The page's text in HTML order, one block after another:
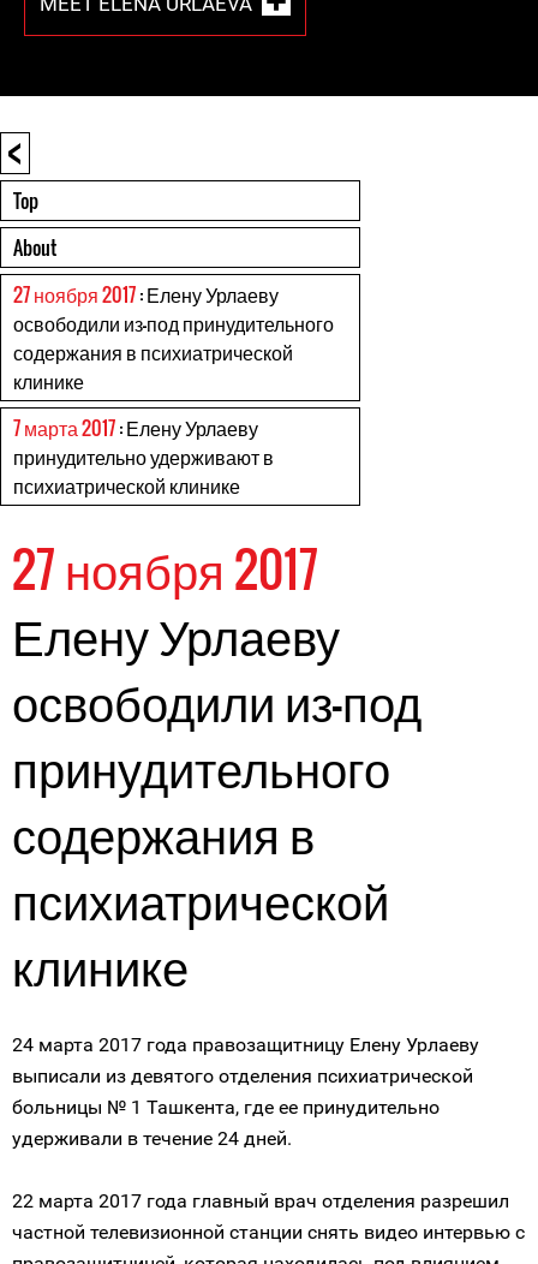
<
Top
About
27 ноября 2017: Елену Урлаеву
освободили из-под принудительного
содержания в психиатрической
клинике
7 марта 2017: Елену Урлаеву
принудительно удерживают в
психиатрической клинике
27 ноября 2017
Елену Урлаеву
освободили из-под
принудительного
содержания в
психиатрической
клинике
24 марта 2017 года правозащитницу Елену Урлаеву
выписали из девятого отделения психиатрической
больницы № 1 Ташкента, где ее принудительно
удерживали в течение 24 дней.
22 марта 2017 года главный врач отделения разрешил
частной телевизионной станции снять видео интервью с